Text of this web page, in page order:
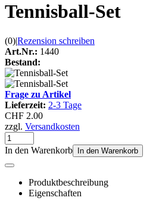
Tennisball-Set
(0)|Rezension schreiben
Art.Nr.: 1440
Bestand:
Frage zu Artikel
Lieferzeit: 2-3 Tage
CHF 2.00
zzgl. Versandkosten
In den Warenkorb In den Warenkorb
Produktbeschreibung
Eigenschaften